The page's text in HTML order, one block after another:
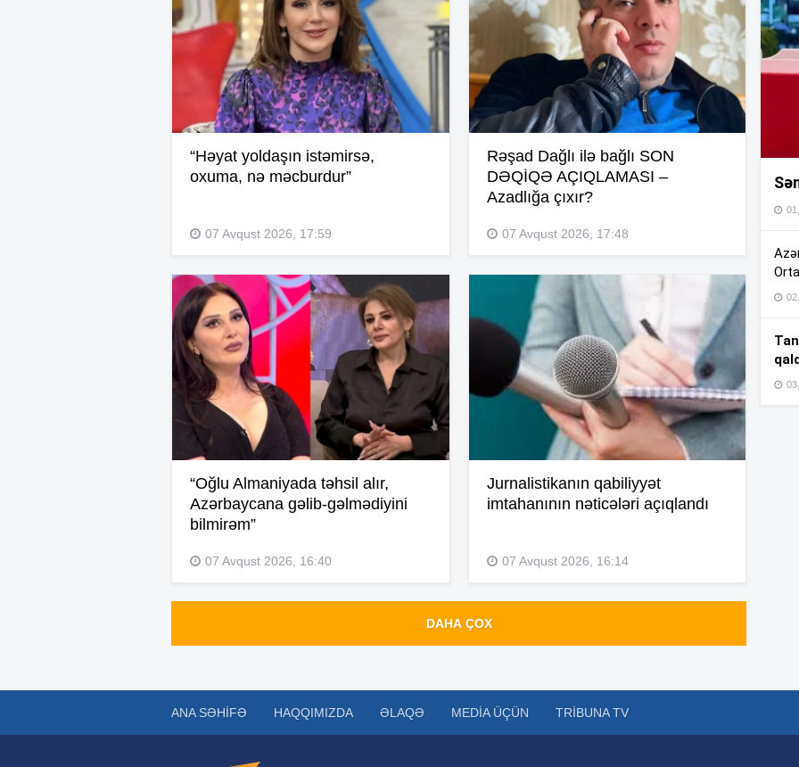
“Həyat yoldaşın istəmirsə,
oxuma, nə məcburdur”
07 Avqust 2026, 17:59
Rəşad Dağlı ilə bağlı SON
DƏQİQƏ AÇIQLAMASI –
Azadlığa çıxır?
07 Avqust 2026, 17:48
“Oğlu Almaniyada təhsil alır,
Azərbaycana gəlib-gəlmədiyini
bilmirəm”
07 Avqust 2026, 16:40
Jurnalistikanın qabiliyyət
imtahanının nəticələri açıqlandı
07 Avqust 2026, 16:14
DAHA ÇOX
ANA SƏHIFƏ HAQQIMIZDA ƏLAQƏ MEDIA ÜÇÜN TRIBUNA TV